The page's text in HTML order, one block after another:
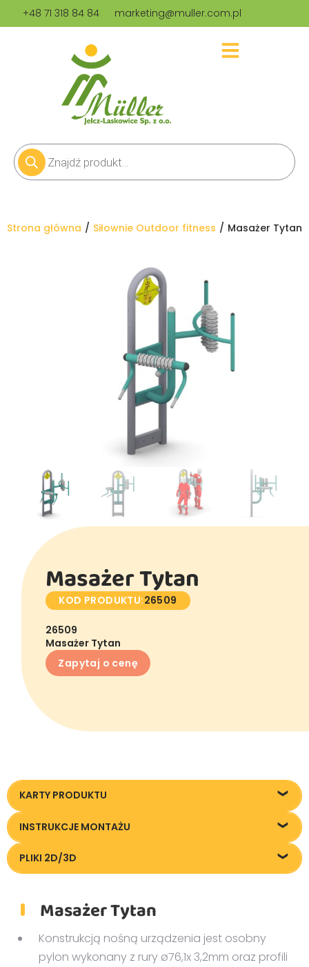
+48 71 318 84 84 marketing@muller.com.pl
Jesteś tutaj:
Strona główna Siłownie Outdoor fitness Masażer Tytan
Masażer Tytan
KOD PRODUKTU:26509
26509
Masażer Tytan
Zapytaj o cenę
KARTY PRODUKTU
26509_Masazer_KT20240124
INSTRUKCJE MONTAŻU
Instrukcja montażu
PLIKI 2D/3D
Pliki FBXMasażer Tytan
Konstrukcją nośną urządzenia jest osobny
pylon wykonany z rury ø76,1x 3,2mm oraz profili